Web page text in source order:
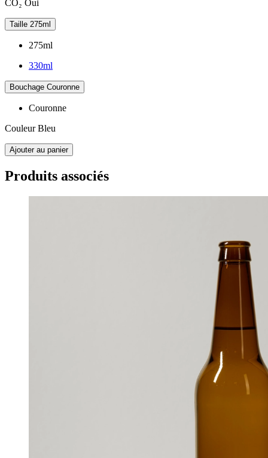
CO₂ Oui
Taille 275ml
275ml
330ml
Bouchage Couronne
Couronne
CouleurBleu
Ajouter au panier
Produits associés